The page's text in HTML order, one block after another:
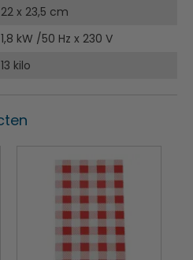
22 x 23,5 cm
1,8 kW /50 Hz x 230 V
13 kilo